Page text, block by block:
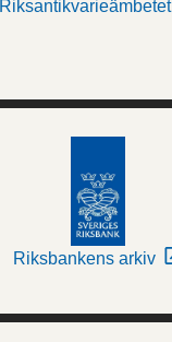
Riksantikvarieämbetet
Riksbankens arkiv